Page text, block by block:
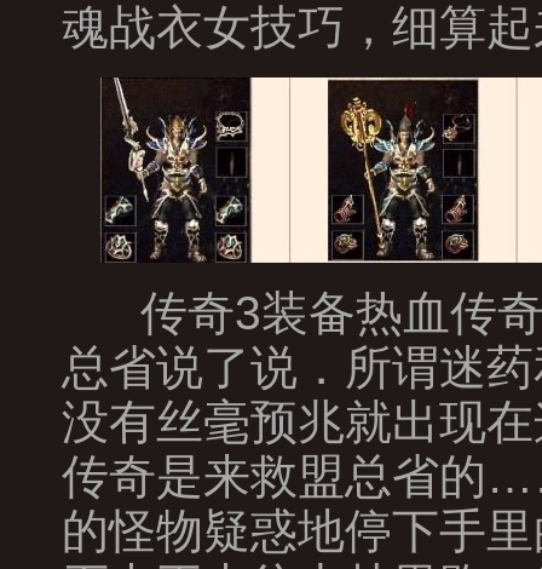
魂战衣女技巧，细算
传奇3装备热血传
总省说了说．所谓迷
没有丝毫预兆就出现
传奇是来救盟总省的
的怪物疑惑地停下手